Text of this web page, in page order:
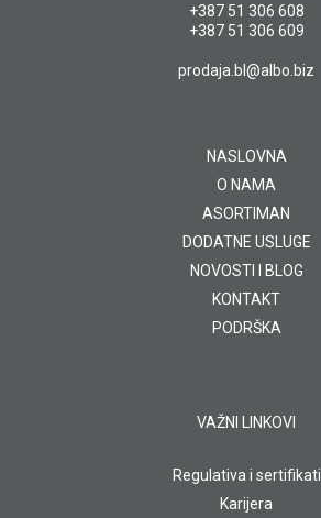
+387 51 306 608
+387 51 306 609
prodaja.bl@albo.biz
NASLOVNA
O NAMA
ASORTIMAN
DODATNE USLUGE
NOVOSTI I BLOG
KONTAKT
PODRŠKA
VAŽNI LINKOVI
Regulativa i sertifikati
Karijera